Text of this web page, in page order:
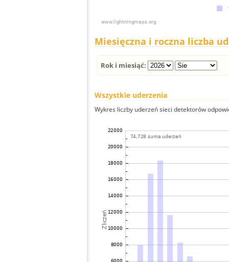
Miesięczna i roczna liczba
Rok i miesiąć:
Wszystkie uderzenia
Wykres liczby uderzeń sieci detektorów